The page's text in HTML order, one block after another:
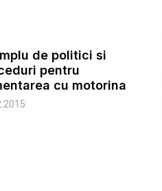
de politici si
pentru
cu motorina